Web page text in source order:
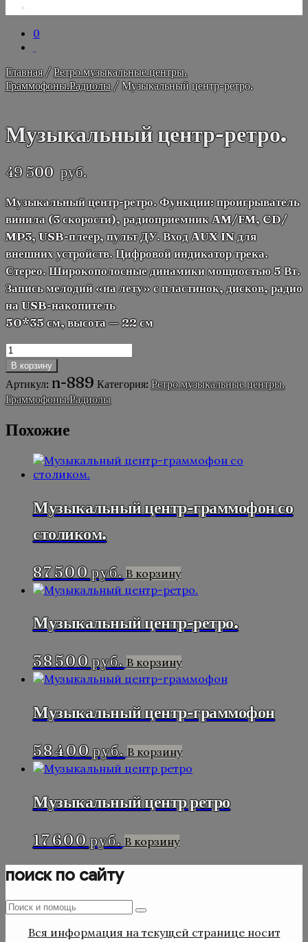
0
Главная/Ретро музыкальные центры.
Граммофоны.Радиолы / Музыкальный центр-ретро.
Музыкальный центр-ретро.
49 500 руб.
Музыкальный центр-ретро. Функции: проигрыватель
винила (3 скорости), радиоприемник AM/FM, CD/
MP3, USB-плеер, пульт ДУ. Вход AUX IN для
внешних устройств. Цифровой индикатор трека.
Стерео. Широкополосные динамики мощностью 5 Вт.
Запись мелодий «на лету» с пластинок, дисков, радио
на USB-накопитель
50*35 см, высота — 22 см
Количество
товара
Музыкальный
центр-
ретро.
В корзину
Артикул: n-889 Категория:Ретро музыкальные центры.
Граммофоны.Радиолы
Похожие
Музыкальный центр-граммофон со
столиком.
87 500руб. В корзину
Музыкальный центр-ретро.
38 500руб. В корзину
Музыкальный центр-граммофон
58 400руб. В корзину
Музыкальный центр ретро
17 600руб. В корзину
поиск по сайту
Поиск
:
Поиск
Вся информация на текущей странице носит